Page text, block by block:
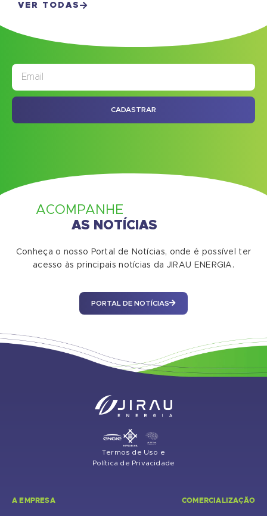
VER TODAS
CADASTRAR
ACOMPANHE
AS NOTÍCIAS
Conheça o nosso Portal de Notícias, onde é possível ter
acesso às principais notícias da JIRAU ENERGIA.
PORTAL DE NOTÍCIAS
Termos de Uso e
Política de Privacidade
A EMPRESA COMERCIALIZAÇÃO